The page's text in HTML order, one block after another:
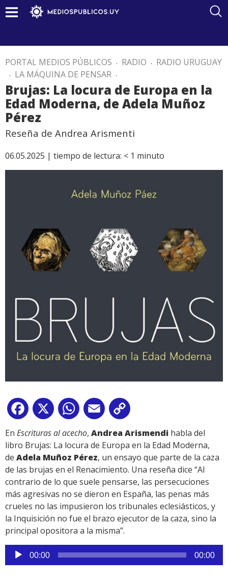
PORTAL MEDIOS PÚBLICOS . RADIO . RADIO URUGUAY
. LA MÁQUINA DE PENSAR .
Brujas: La locura de Europa en la
Edad Moderna, de Adela Muñoz
Pérez
Reseña de Andrea Arismenti
06.05.2025 | tiempo de lectura: < 1 minuto
Facebook
X WhatsApp
Email
Link
En Escrituras al acecho, Andrea Arismendi habla del
libro Brujas: La locura de Europa en la Edad Moderna,
de Adela Muñoz Pérez, un ensayo que parte de la caza
de las brujas en el Renacimiento. Una reseña dice “Al
contrario de lo que suele pensarse, las persecuciones
más agresivas no se dieron en España, las penas más
crueles no las impusieron los tribunales eclesiásticos, y
la Inquisición no fue el brazo ejecutor de la caza, sino la
principal opositora a la misma”.
Reproductor
de
00:00 00:00